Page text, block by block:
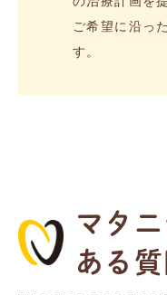
ご希望に沿っ
す。
マタ
ある質